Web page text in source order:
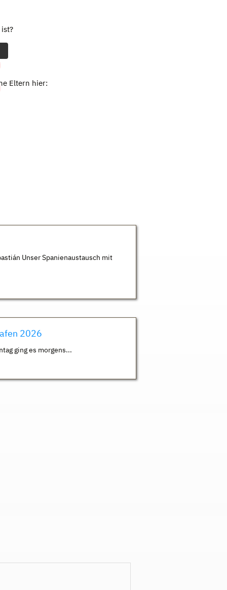
Eltern hier:
Unser Spanienaustausch mit
2026
ging es morgens...